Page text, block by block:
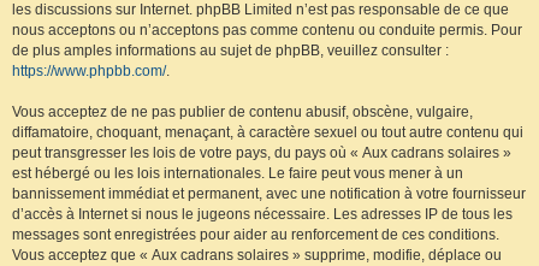
les discussions sur Internet. phpBB Limited n’est pas responsable de ce que
nous acceptons ou n’acceptons pas comme contenu ou conduite permis. Pour
de plus amples informations au sujet de phpBB, veuillez consulter :
https://www.phpbb.com/.
Vous acceptez de ne pas publier de contenu abusif, obscène, vulgaire,
diffamatoire, choquant, menaçant, à caractère sexuel ou tout autre contenu qui
peut transgresser les lois de votre pays, du pays où « Aux cadrans solaires »
est hébergé ou les lois internationales. Le faire peut vous mener à un
bannissement immédiat et permanent, avec une notification à votre fournisseur
d’accès à Internet si nous le jugeons nécessaire. Les adresses IP de tous les
messages sont enregistrées pour aider au renforcement de ces conditions.
Vous acceptez que « Aux cadrans solaires » supprime, modifie, déplace ou